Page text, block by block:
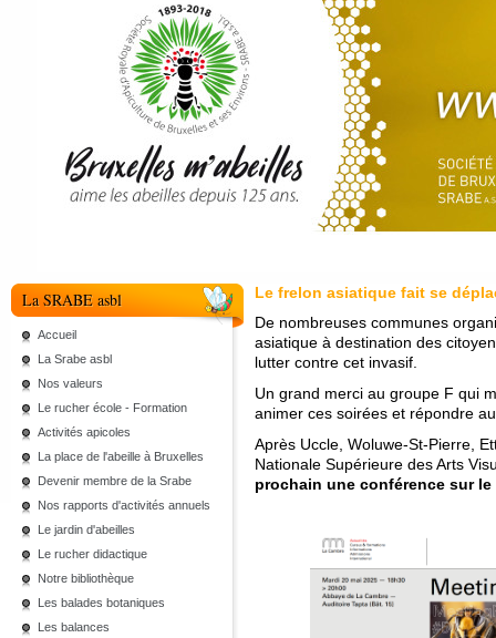
La SRABE asbl
Accueil
La Srabe asbl
Nos valeurs
Le rucher école - Formation
Activités apicoles
La place de l'abeille à Bruxelles
Devenir membre de la Srabe
Nos rapports d'activités annuels
Le jardin d'abeilles
Le rucher didactique
Notre bibliothèque
Les balades botaniques
Les balances
Le frelon asiatique fait se
De nombreuses communes
asiatique à destination des
lutter contre cet invasif.
Un grand merci au groupe F qui
animer ces soirées et répondre
Après Uccle, Woluwe-St-Pierre,
Nationale Supérieure des Arts
prochain une conférence sur